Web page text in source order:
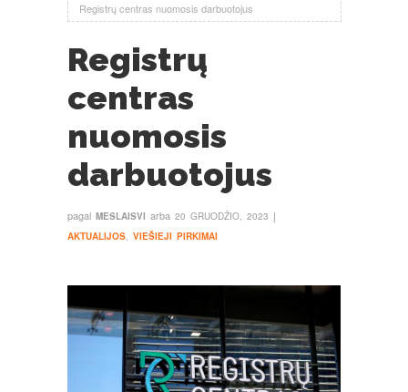
Registrų centras nuomosis darbuotojus
Registrų
centras
nuomosis
darbuotojus
pagal MESLAISVI arba 20 GRUODŽIO, 2023 į
AKTUALIJOS, VIEŠIEJI PIRKIMAI